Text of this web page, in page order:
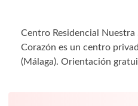
Centro Residencial Nuestra
Corazón es un centro
(Málaga). Orientación